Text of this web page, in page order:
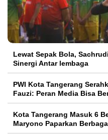
Lewat Sepak Bola,
Sinergi Antar lembaga
PWI Kota Tangerang
Fauzi: Peran Media Bisa
Kota Tangerang Masuk 6
Maryono Paparkan